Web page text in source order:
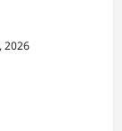
2026